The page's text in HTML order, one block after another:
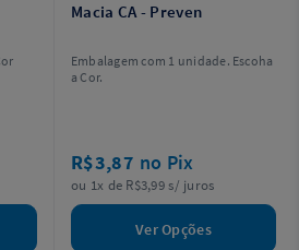
Macia CA - Preven
Embalagem com 1 unidade. Escoha
a Cor.
R$3,87 no Pix
ou 1x de R$3,99 s/ juros
Ver Opções